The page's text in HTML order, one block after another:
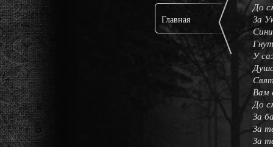
Главная
До
За
У
Вам
До
За
За
За